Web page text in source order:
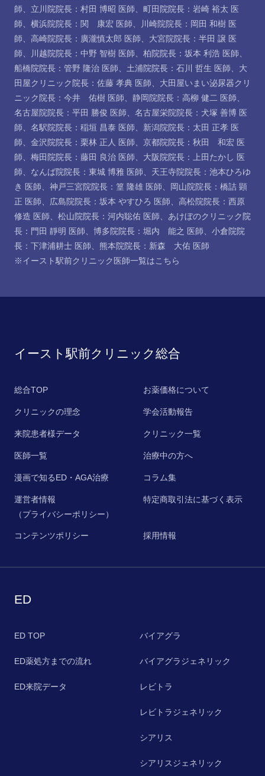
師
立川院院長：村田 博昭 医師
町田院院長：岩崎 裕太 医
師
横浜院院長：関 康宏 医師
川崎院院長：岡田 和樹 医
師
高崎院院長：廣瀧慎太郎 医師
大宮院院長：半田 譲 医
師
川越院院長：中野 智樹 医師 柏院院長：坂本 利浩 医師
船橋院院長：管野 隆治 医師
土浦院院長：石川 哲生 医師
大
田屋クリニック院長：佐藤 孝典 医師
大田屋いまい泌尿器クリ
ニック院長：今井 佑樹 医師
静岡院院長：高柳 健二 医師
名古屋院院長：平田 勝俊 医師
名古屋栄院院長：犬塚 善博 医
師
名駅院院長：稲垣 昌泰 医師
新潟院院長：太田 正孝 医
師
金沢院院長：栗林 正人 医師
京都院院長：秋田 和宏 医
師
梅田院院長：藤田 良治 医師
大阪院院長：上田たかし 医
師
なんば院院長：東城 博雅 医師
天王寺院院長：池本ひろゆ
き 医師
神戸三宮院院長：篁 隆雄 医師
岡山院院長：橋詰 顕
正 医師
広島院院長：坂本 やすひろ 医師
高松院院長：西原
修造 医師
松山院院長：河内聡佑 医師
あけぼのクリニック院
長：門田 靜明 医師
博多院院長：堀内 能之 医師
小倉院院
長：下津浦耕士 医師
熊本院院長：新森 大佑 医師
※イースト駅前クリニック医師一覧はこちら
イースト駅前クリニック総合
総合TOP お薬価格について
クリニックの理念 学会活動報告
来院患者様データ クリニック一覧
医師一覧 治療中の方へ
漫画で知るED・AGA治療 コラム集
運営者情報
（プライバシーポリシー）
特定商取引法に基づく表示
コンテンツポリシー 採用情報
ED
ED TOP
ED薬処方までの流れ
ED来院データ
バイアグラ
バイアグラジェネリック
レビトラ
レビトラジェネリック
シアリス
シアリスジェネリック